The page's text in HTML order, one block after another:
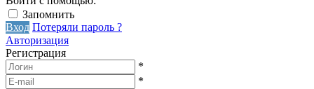
Запомнить
Вход Потеряли пароль ?
Авторизация
Регистрация
*
*